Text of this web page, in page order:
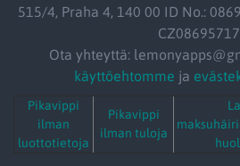
515/4, Praha 4, 140 00 ID No.:
Ota yhteyttä:
käyttöehtomme ja
Pikavippi
ilman
luottotietoja
Pikavippi
ilman tuloja